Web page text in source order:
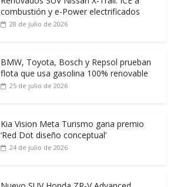
combustión y e-Power electrificados
28 de julio de 2026
BMW, Toyota, Bosch y Repsol prueban
flota que usa gasolina 100% renovable
25 de julio de 2026
Kia Vision Meta Turismo gana premio
‘Red Dot diseño conceptual’
24 de julio de 2026